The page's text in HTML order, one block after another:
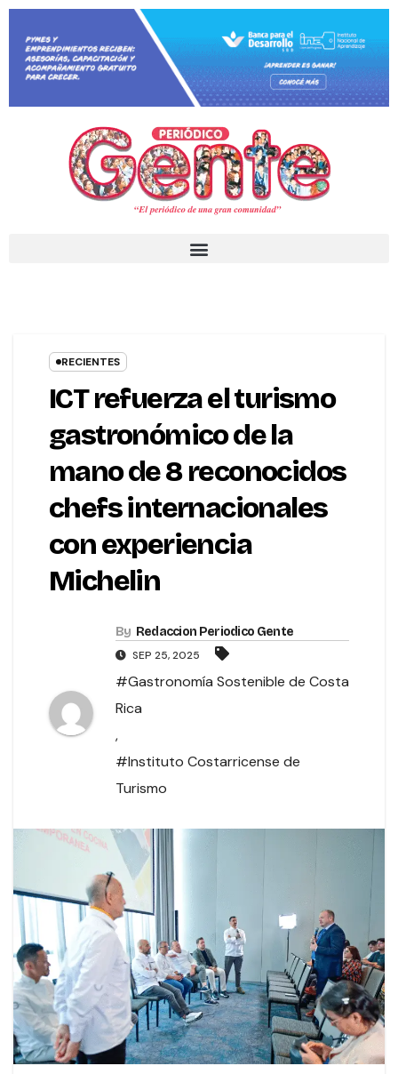
RECIENTES
ICT refuerza el turismo
gastronómico de la
mano de 8 reconocidos
chefs internacionales
con experiencia
Michelin
By Redaccion Periodico Gente
SEP 25, 2025
#Gastronomía Sostenible de Costa
Rica
,
#Instituto Costarricense de
Turismo